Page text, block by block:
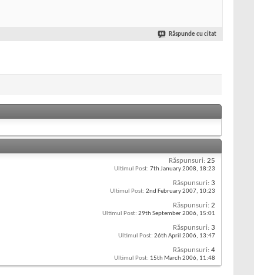
Răspunde cu citat
Răspunsuri: 25
Ultimul Post: 7th January 2008, 18:23
Răspunsuri: 3
Ultimul Post: 2nd February 2007, 10:23
Răspunsuri: 2
Ultimul Post: 29th September 2006, 15:01
Răspunsuri: 3
Ultimul Post: 26th April 2006, 13:47
Răspunsuri: 4
Ultimul Post: 15th March 2006, 11:48